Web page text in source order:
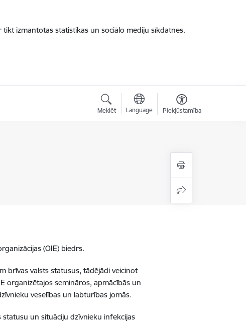
izmantotas statistikas un sociālo mediju sīkdatnes.
Meklēt Language Piekļūstamība
(OIE) biedrs.
brīvas valsts statusus, tādējādi veicinot
organizētajos semināros, apmācībās un
veselības un labturības jomās.
un situāciju dzīvnieku infekcijas